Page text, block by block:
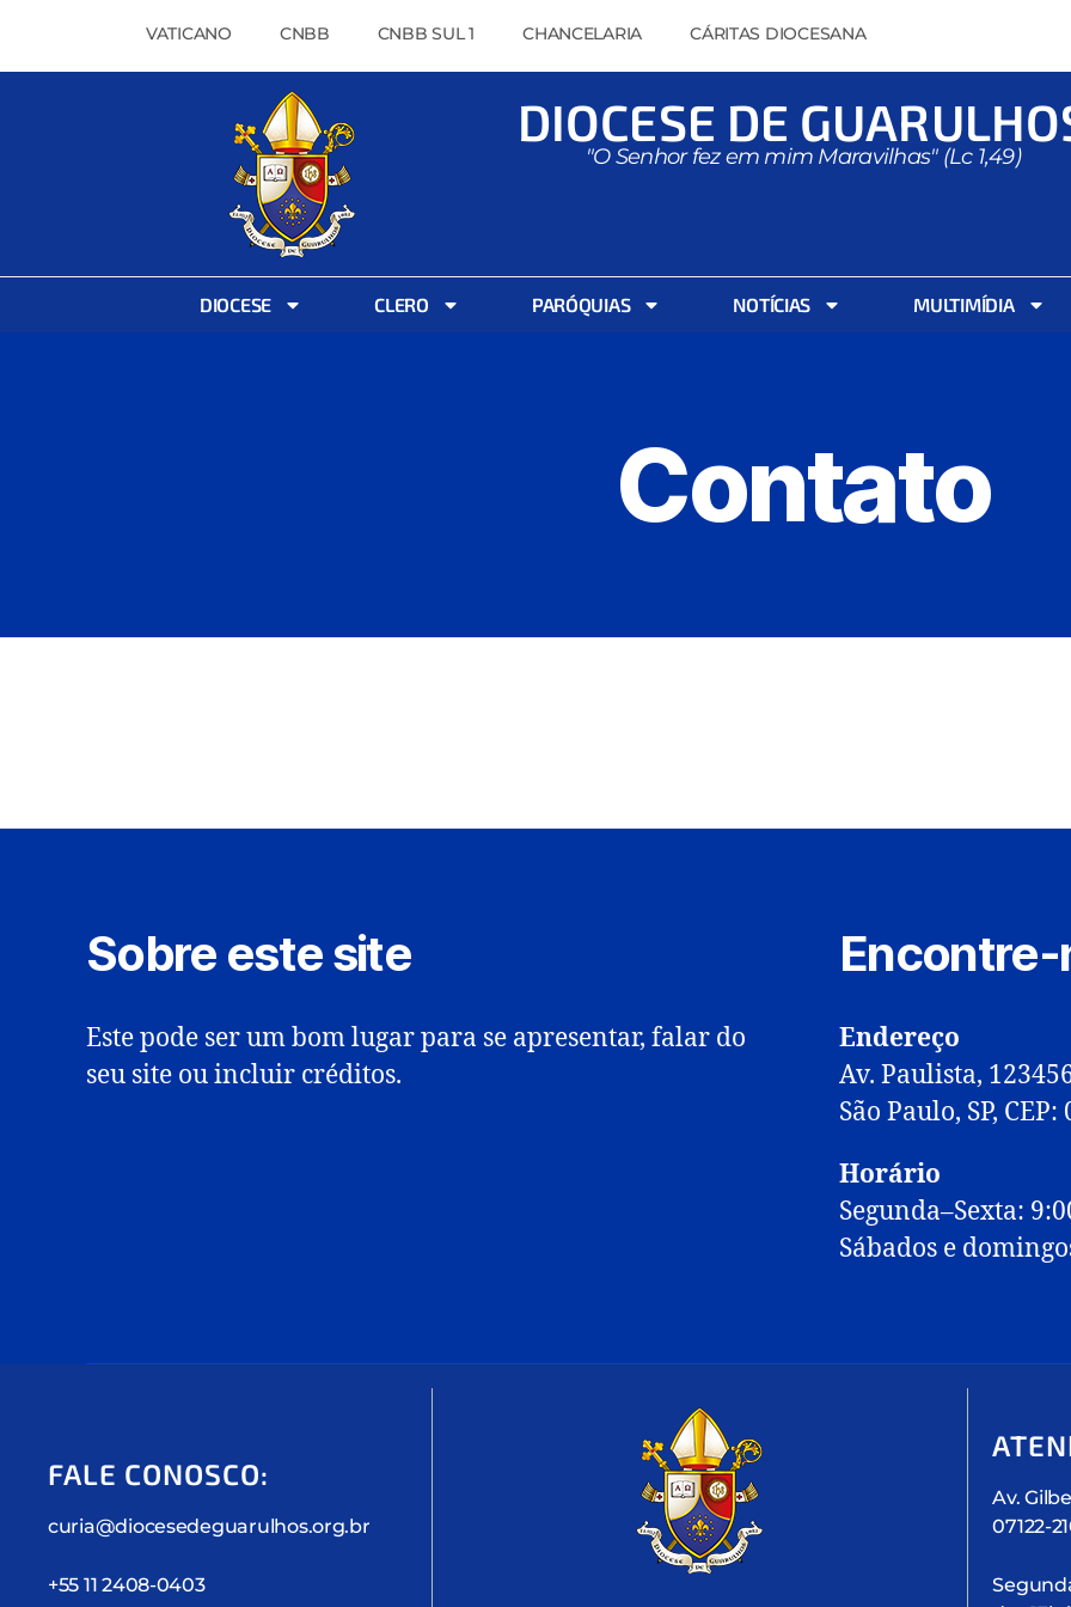
VATICANO CNBB CNBB SUL 1 CHANCELARIA CÁRITAS DIOCESANA
DIOCESE DE
"O Senhor fez em mim Maravilhas" (Lc 1,49)
DIOCESE CLERO PARÓQUIAS NOTÍCIAS MULTIMÍDIA
Contato
Sobre este site
Este pode ser um bom lugar para se apresentar, falar do
seu site ou incluir créditos.
Endereço
Av. Paulista,
São Paulo, SP,
Horário
Segunda–Sexta:
Sábados e
FALE CONOSCO:
curia@diocesedeguarulhos.org.br
+55 11 2408-0403
Av.
07122-